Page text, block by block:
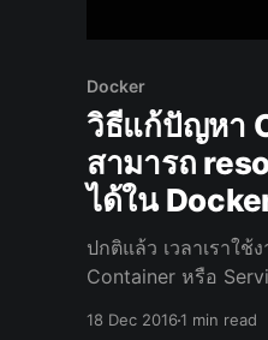
Docker
วิธีแก้ปัญหา
สามารถ
ได้ใน
ปกติแล้ว เวลาเราใช้
Container หรือ
18 Dec 20161 min read